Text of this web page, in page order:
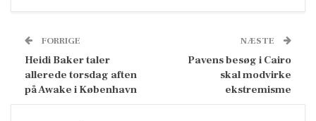
FORRIGE
Heidi Baker taler
allerede torsdag aften
på Awake i København
NÆSTE
Pavens besøg i Cairo
skal modvirke
ekstremisme